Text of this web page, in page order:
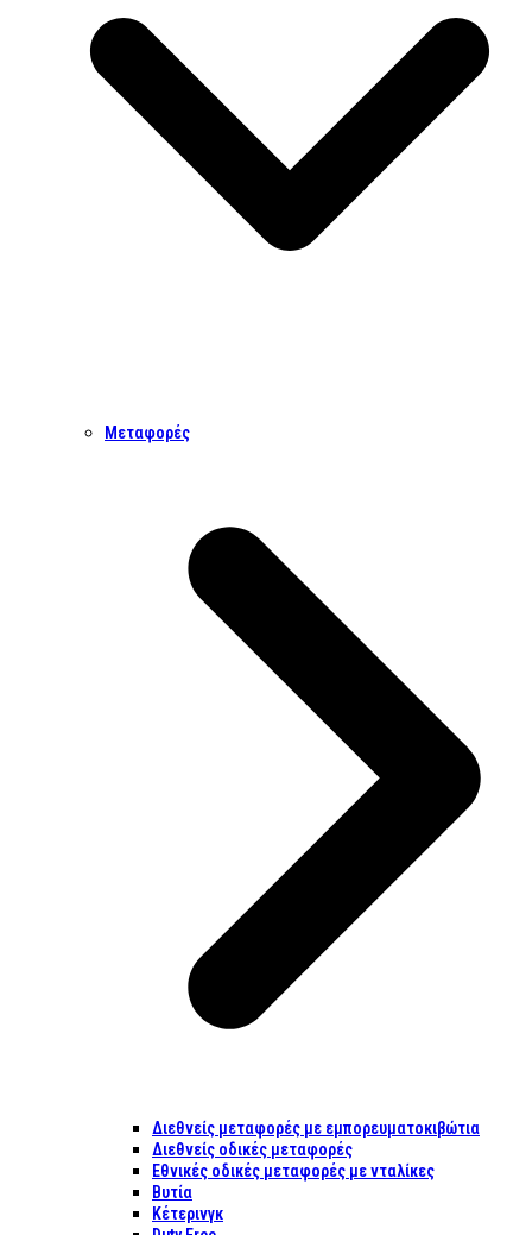
Μεταφορές
Διεθνείς μεταφορές με εμπορευματοκιβώτια
Διεθνείς οδικές μεταφορές
Εθνικές οδικές μεταφορές με νταλίκες
Βυτία
Κέτερινγκ